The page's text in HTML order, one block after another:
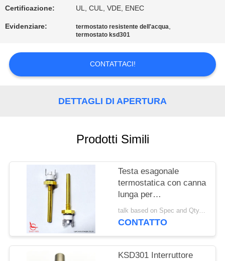
CONTROLLO
DI
CONTATTICI
MAPPA
PRIVACY
POLICY
Certificazione: UL, CUL, VDE, ENEC
Evidenziare: termostato resistente dell'acqua,
termostato ksd301
CONTATTACI!
DETTAGLI DI APERTURA
Prodotti Simili
Testa esagonale
termostatica con canna
lunga per
apparecchiature di
riscaldamento solare
talk based on Spec and Qty. MOQ:1000 pezzi
CONTATTO
KSD301 Interruttore